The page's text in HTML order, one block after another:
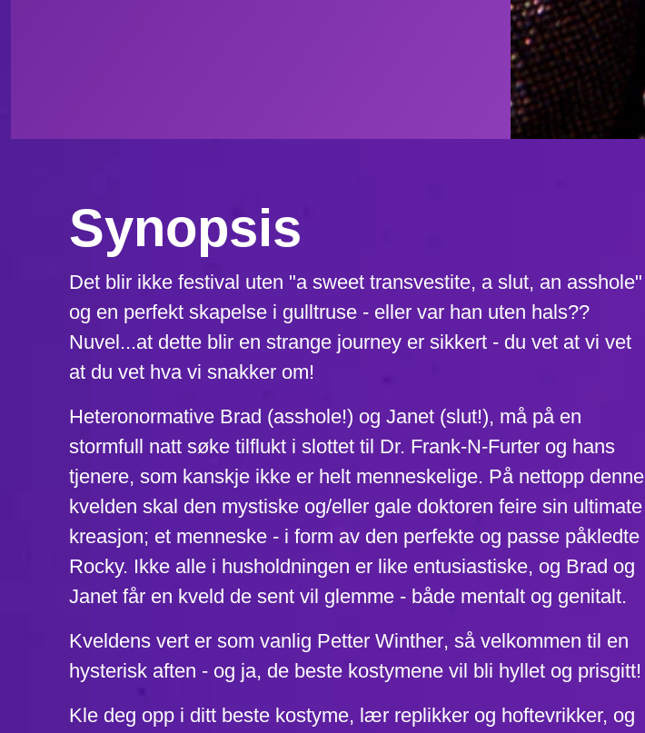
Synopsis
Det blir ikke festival uten "a sweet transvestite, a slut, an asshole"
og en perfekt skapelse i gulltruse - eller var han uten hals??
Nuvel...at dette blir en strange journey er sikkert - du vet at vi vet
at du vet hva vi snakker om!
Heteronormative Brad (asshole!) og Janet (slut!), må på en
stormfull natt søke tilflukt i slottet til Dr. Frank-N-Furter og hans
tjenere, som kanskje ikke er helt menneskelige. På nettopp denne
kvelden skal den mystiske og/eller gale doktoren feire sin ultimate
kreasjon; et menneske - i form av den perfekte og passe påkledte
Rocky. Ikke alle i husholdningen er like entusiastiske, og Brad og
Janet får en kveld de sent vil glemme - både mentalt og genitalt.
Kveldens vert er som vanlig Petter Winther, så velkommen til en
hysterisk aften - og ja, de beste kostymene vil bli hyllet og prisgitt!
Kle deg opp i ditt beste kostyme, lær replikker og hoftevrikker, og